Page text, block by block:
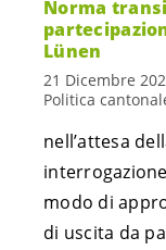
Norma
Lünen
21 Dicembre
Politica
nell’attesa
modo di
di uscita da